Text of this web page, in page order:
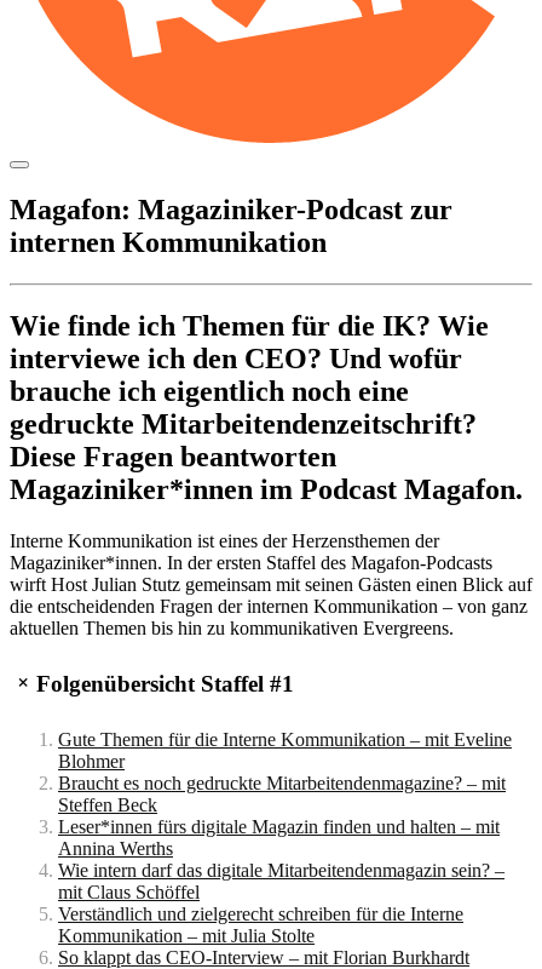
Zum
springen
Magafon: Magaziniker-Podcast zur
internen Kommu­ni­ka­tion
Wie finde ich Themen für die IK? Wie
inter­viewe ich den CEO? Und wofür
brauche ich eigent­lich noch eine
gedruckte Mitar­bei­ten­den­zeit­schrift?
Diese Fragen beant­worten
Magaziniker*innen im Podcast Magafon.
Interne Kommu­ni­ka­tion ist eines der Herzens­themen der
Magaziniker*innen. In der ersten Staffel des Magafon-Podcasts
wirft Host Julian Stutz gemeinsam mit seinen Gästen einen Blick auf
die entschei­denden Fragen der internen Kommu­ni­ka­tion – von ganz
aktu­ellen Themen bis hin zu kommu­ni­ka­tiven Ever­greens.
+Folgenübersicht Staffel #1
Gute Themen für die Interne Kommu­ni­ka­tion – mit Eveline
Blohmer
Braucht es noch gedruckte Mit­arbeitenden­magazine? – mit
Steffen Beck
Leser*innen fürs digi­tale Magazin finden und halten – mit
Annina Werths
Wie intern darf das digi­tale Mitar­bei­ten­den­ma­gazin sein? –
mit Claus Schöffel
Verständ­lich und ziel­ge­recht schreiben für die Interne
Kommu­ni­ka­tion – mit Julia Stolte
So klappt das CEO-Inter­view – mit Florian Burk­hardt